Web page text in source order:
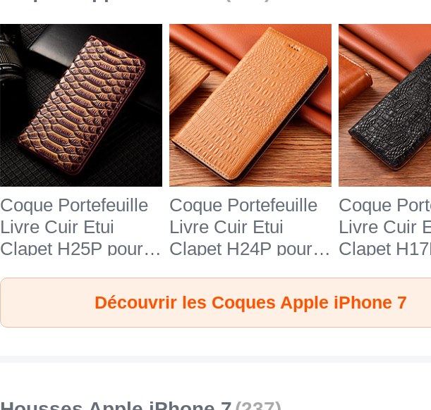
Coque Portefeuille
Livre Cuir Etui
Clapet H25P pour
Coque Portefeuille
Livre Cuir Etui
Clapet H24P pour
Orange
Coque
Livre Cuir
Clapet
Découvrir les Coques Apple iPhone 7